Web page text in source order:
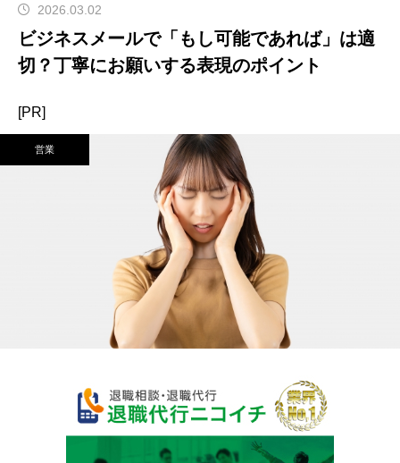
2026.03.02
ビジネスメールで「もし可能であれば」は適
切？丁寧にお願いする表現のポイント
[PR]
営業